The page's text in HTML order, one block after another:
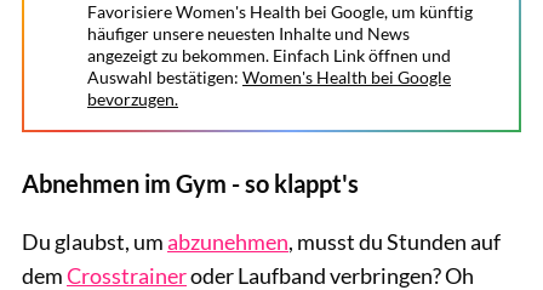
Favorisiere Women's Health bei Google, um künftig
häufiger unsere neuesten Inhalte und News
angezeigt zu bekommen. Einfach Link öffnen und
Auswahl bestätigen: Women's Health bei Google
bevorzugen.
Abnehmen im Gym - so klappt's
Du glaubst, umabzunehmen, musst du Stunden auf
demCrosstraineroder Laufband verbringen? Oh